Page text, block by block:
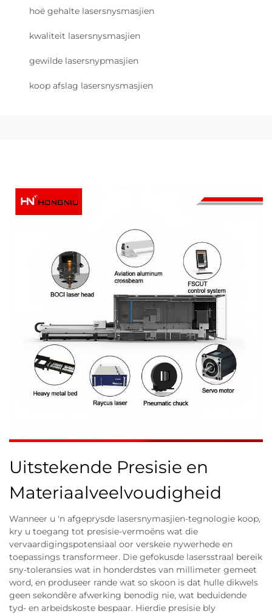
hoë gehalte lasersnysmasjien
kwaliteit lasersnysmasjien
gewilde lasersnypmasjien
koop afslag lasersnysmasjien
Uitstekende Presisie en
Materiaalveelvoudigheid
Wanneer u 'n afgeprysde lasersnymasjien-tegnologie koop,
kry u toegang tot presisie-vermoëns wat die
vervaardigingspotensiaal oor verskeie nywerhede en
toepassings transformeer. Die gefokusde lasersstraal bereik
sny-toleransies wat in honderdstes van millimeter gemeet
word, en produseer rande wat so skoon is dat hulle dikwels
geen sekondêre afwerking benodig nie, wat beduidende
tyd- en arbeidskoste bespaar. Hierdie presisie bly